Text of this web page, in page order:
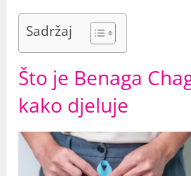
Sadržaj
Što je Benaga
kako djeluje